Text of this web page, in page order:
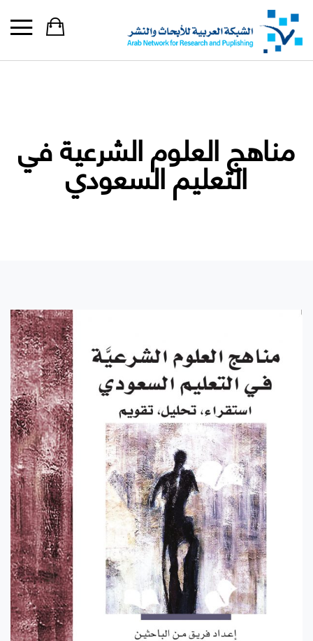
مناهج العلوم الشرعية في
التعليم السعودي